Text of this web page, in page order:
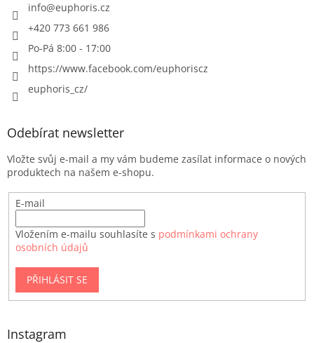
info@euphoris.cz
+420 773 661 986
Po-Pá 8:00 - 17:00
https://www.facebook.com/euphoriscz
euphoris_cz/
Odebírat newsletter
Vložte svůj e-mail a my vám budeme zasílat informace o nových
produktech na našem e-shopu.
E-mail
Vložením e-mailu souhlasíte s podmínkami ochrany
osobních údajů
PŘIHLÁSIT SE
Instagram